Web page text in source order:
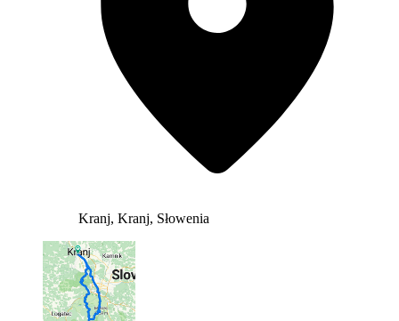
Kranj, Kranj, Słowenia